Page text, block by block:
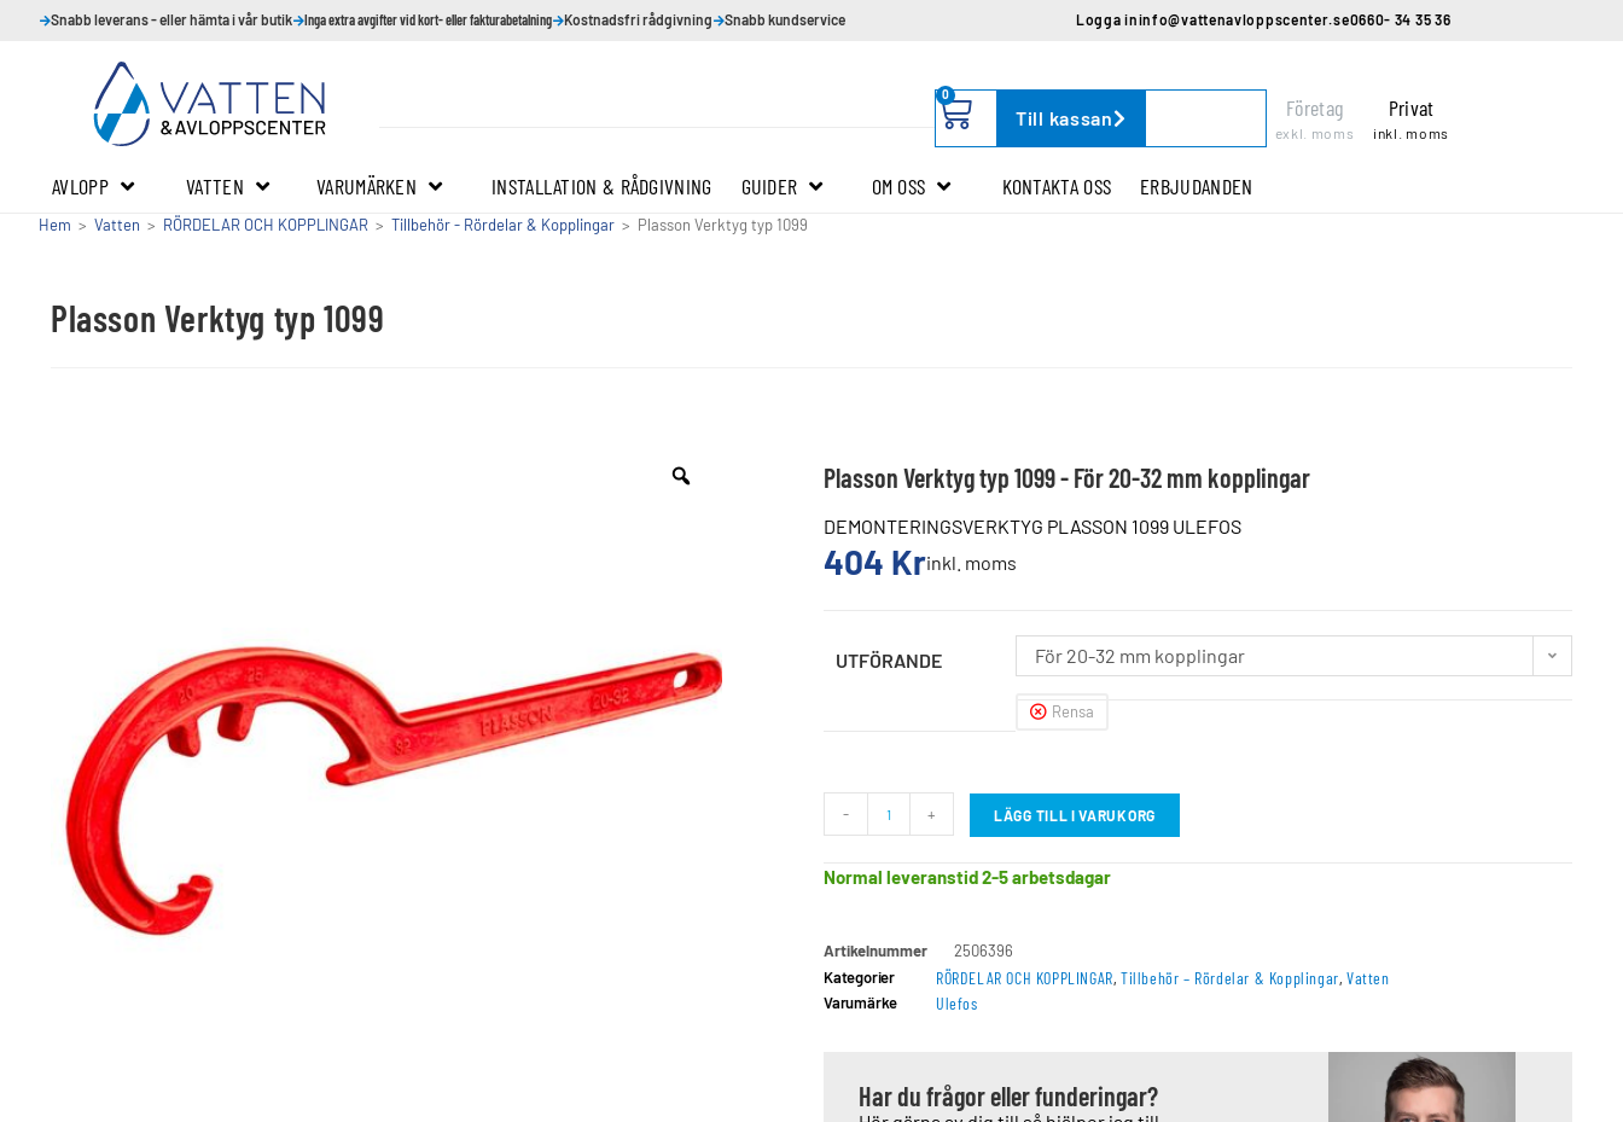
Snabb leverans - eller hämta i vår butik Inga extra avgifter vid kort- eller fakturabetalning Kostnadsfri rådgivning Snabb kundservice Logga ininfo@vattenavloppscenter.se0660- 34 35 36
0
Till kassan Företag
exkl. moms
Privat
inkl. moms
AVLOPP VATTEN VARUMÄRKEN INSTALLATION & RÅDGIVNING GUIDER OM OSS KONTAKTA OSS ERBJUDANDEN
Hem > Vatten > RÖRDELAR OCH KOPPLINGAR > Tillbehör - Rördelar & Kopplingar > Plasson Verktyg typ 1099
Plasson Verktyg typ 1099
Plasson Verktyg typ 1099 - För 20-32 mm kopplingar
DEMONTERINGSVERKTYG PLASSON 1099 ULEFOS
404 Krinkl. moms
UTFÖRANDE För 20-32 mm kopplingar
Rensa
- + LÄGG TILL I VARUKORG
Normal leveranstid 2-5 arbetsdagar
Artikelnummer
2506396
Kategorier
RÖRDELAR OCH KOPPLINGAR,Tillbehör – Rördelar & Kopplingar,Vatten
Varumärke Ulefos
Har du frågor eller funderingar?